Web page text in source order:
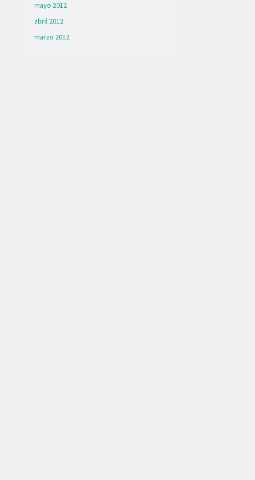
mayo 2012
abril 2012
marzo 2012